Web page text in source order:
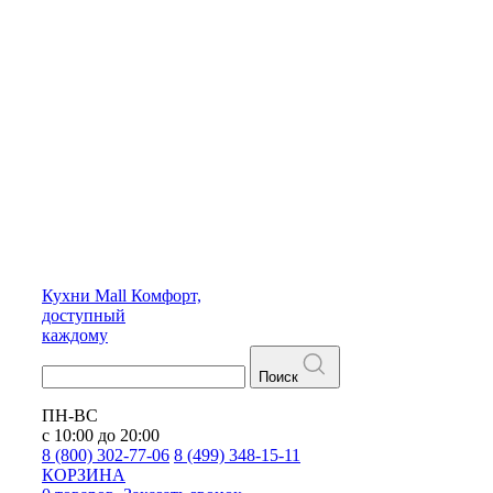
Кухни Mall Комфорт,
доступный
каждому
Поиск
ПН-ВС
с 10:00 до 20:00
8 (800) 302-77-06 8 (499) 348-15-11
КОРЗИНА